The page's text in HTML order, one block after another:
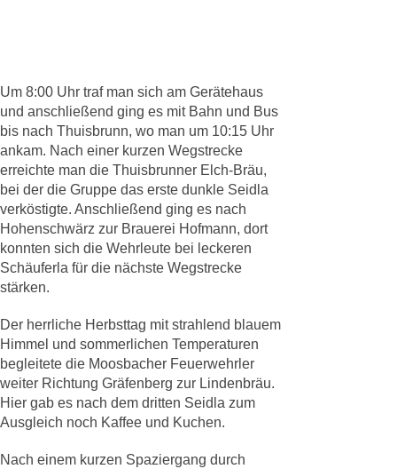
Um 8:00 Uhr traf man sich am Gerätehaus
und anschließend ging es mit Bahn und Bus
bis nach Thuisbrunn, wo man um 10:15 Uhr
ankam. Nach einer kurzen Wegstrecke
erreichte man die Thuisbrunner Elch-Bräu,
bei der die Gruppe das erste dunkle Seidla
verköstigte. Anschließend ging es nach
Hohenschwärz zur Brauerei Hofmann, dort
konnten sich die Wehrleute bei leckeren
Schäuferla für die nächste Wegstrecke
stärken.
Der herrliche Herbsttag mit strahlend blauem
Himmel und sommerlichen Temperaturen
begleitete die Moosbacher Feuerwehrler
weiter Richtung Gräfenberg zur Lindenbräu.
Hier gab es nach dem dritten Seidla zum
Ausgleich noch Kaffee und Kuchen.
Nach einem kurzen Spaziergang durch